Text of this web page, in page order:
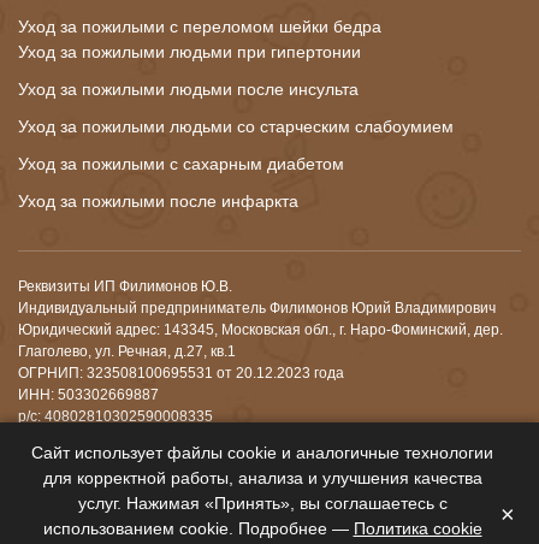
Уход за пожилыми с переломом шейки бедра
Уход за пожилыми людьми при гипертонии
Уход за пожилыми людьми после инсульта
Уход за пожилыми людьми со старческим слабоумием
Уход за пожилыми с сахарным диабетом
Уход за пожилыми после инфаркта
Реквизиты ИП Филимонов Ю.В.
Индивидуальный предприниматель Филимонов Юрий Владимирович
Юридический адрес: 143345, Московская обл., г. Наро-Фоминский, дер.
Глаголево, ул. Речная, д.27, кв.1
ОГРНИП: 323508100695531 от 20.12.2023 года
ИНН: 503302669887
р/с: 40802810302590008335
К/с: 30101810200000000593
БИК: 044525593
ОКПО 0107952068
ОКВЭД 87.30 (Деятельность по уходу за престарелыми и инвалидами с
Сайт использует файлы cookie и аналогичные технологии
для корректной работы, анализа и улучшения качества
услуг. Нажимая «Принять», вы соглашаетесь с
использованием cookie. Подробнее — Политика cookie
×